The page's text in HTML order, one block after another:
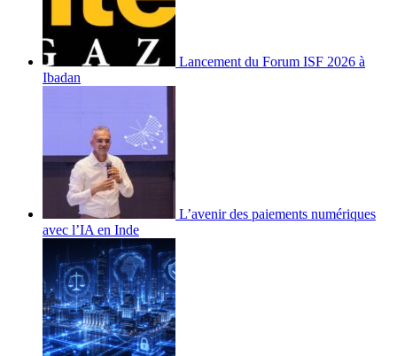
Lancement du Forum ISF 2026 à
Ibadan
L’avenir des paiements numériques
avec l’IA en Inde